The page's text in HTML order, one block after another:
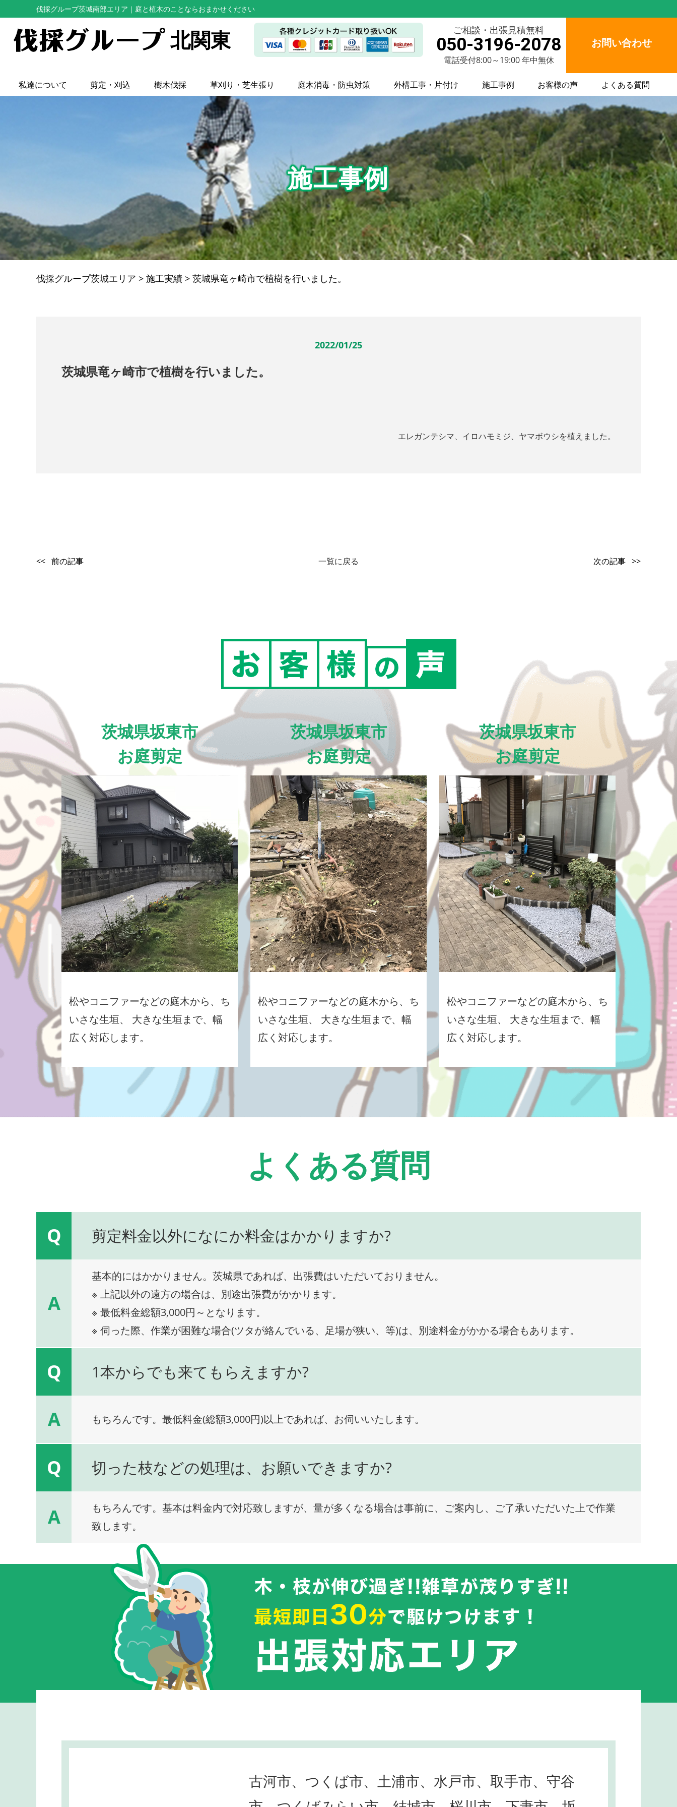
伐採グループ茨城南部エリア ｜庭と植木のことならおまかせください
北関東 ご相談・出張見積無料
050-3196-2078
電話受付8:00～19:00 年中無休
お問い合わせ
私達について 剪定・刈込 樹木伐採 草刈り・芝生張り 庭木消毒・防虫対策 外構工事・片付け 施工事例 お客様の声 よくある質問
施工事例
伐採グループ茨城エリア > 施工実績 > 茨城県竜ヶ崎市で植樹を行いました。
2022/01/25
茨城県竜ヶ崎市で植樹を行いました。
エレガンテシマ、イロハモミジ、ヤマボウシを植えました。
<< 前の記事 一覧に戻る 次の記事 >>
茨城県坂東市
お庭剪定
松やコニファーなどの庭木から、ち
いさな生垣、 大きな生垣まで、幅
広く対応します。
茨城県坂東市
お庭剪定
松やコニファーなどの庭木から、ち
いさな生垣、 大きな生垣まで、幅
広く対応します。
茨城県坂東市
お庭剪定
松やコニファーなどの庭木から、ち
いさな生垣、 大きな生垣まで、幅
広く対応します。
よくある質問
Q 剪定料金以外になにか料金はかかりますか?
A
基本的にはかかりません。茨城県であれば、出張費はいただいておりません。
※ 上記以外の遠方の場合は、別途出張費がかかります。
※ 最低料金総額3,000円～となります。
※ 伺った際、作業が困難な場合(ツタが絡んでいる、足場が狭い、等)は、別途料金がかかる場合もあります。
Q 1本からでも来てもらえますか?
A もちろんです。最低料金(総額3,000円)以上であれば、お伺いいたします。
Q 切った枝などの処理は、お願いできますか?
A
もちろんです。基本は料金内で対応致しますが、量が多くなる場合は事前に、ご案内し、ご了承いただいた上で作業
致します。
古河市、つくば市、土浦市、水戸市、取手市、守谷